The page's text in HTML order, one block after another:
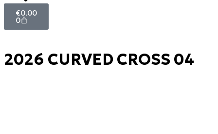
€0.00
0
2026 CURVED CROSS 04